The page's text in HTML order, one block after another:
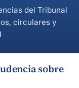
del Tribunal
circulares y
sobre